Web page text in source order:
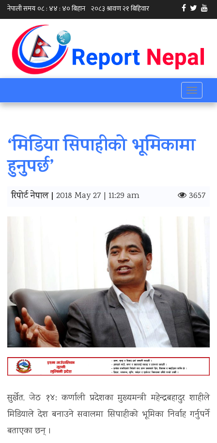
Toggle
‘मिडिया सिपाहीको भूमिकामा
हुनुपर्छ’
रिपोर्ट नेपाल | 2018 May 27 | 11:29 am 3657
सुर्खेत, जेठ १४: कर्णाली प्रदेशका मुख्यमन्त्री महेन्द्रबहादुर शाहीले
मिडियाले देश बनाउने सवालमा सिपाहीको भूमिका निर्वाह गर्नुपर्ने
बताएका छन् ।